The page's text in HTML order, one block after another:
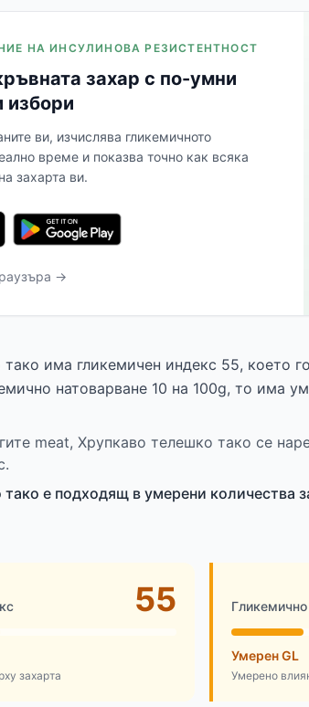
НА ИНСУЛИНОВА РЕЗИСТЕНТНОСТ
захар с по-умни
избори
ви, изчислява гликемичното
време и показва точно как всяка
захарта ви.
→
има гликемичен индекс 55, което
натоварване 10 на 100g, то има
meat, Хрупкаво телешко тако се
е подходящ в умерени количества
55
захарта
Умерен GL
Умерено